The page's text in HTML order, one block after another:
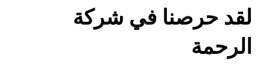
لقد حرصنا في شركة
الرحمة